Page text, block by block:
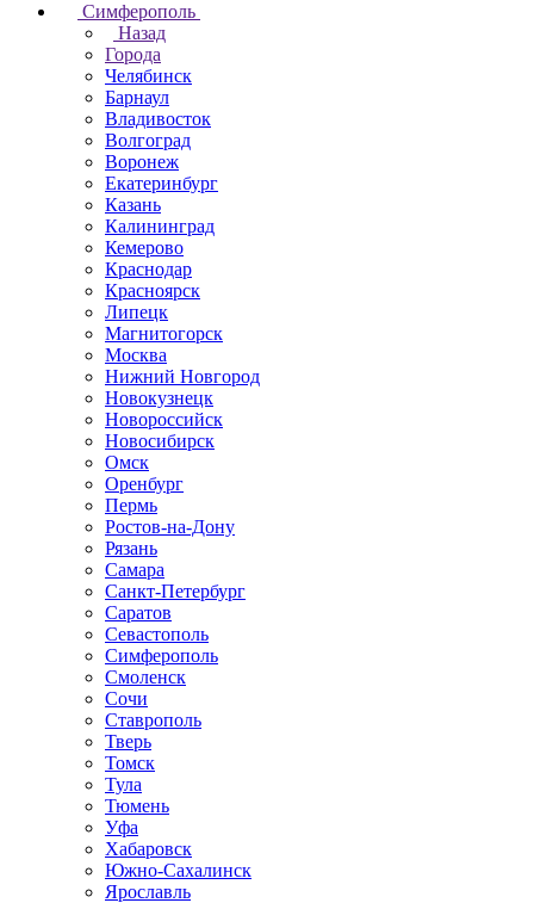
Симферополь
Назад
Города
Челябинск
Барнаул
Владивосток
Волгоград
Воронеж
Екатеринбург
Казань
Калининград
Кемерово
Краснодар
Красноярск
Липецк
Магнитогорск
Москва
Нижний Новгород
Новокузнецк
Новороссийск
Новосибирск
Омск
Оренбург
Пермь
Ростов-на-Дону
Рязань
Самара
Санкт-Петербург
Саратов
Севастополь
Симферополь
Смоленск
Сочи
Ставрополь
Тверь
Томск
Тула
Тюмень
Уфа
Хабаровск
Южно-Сахалинск
Ярославль